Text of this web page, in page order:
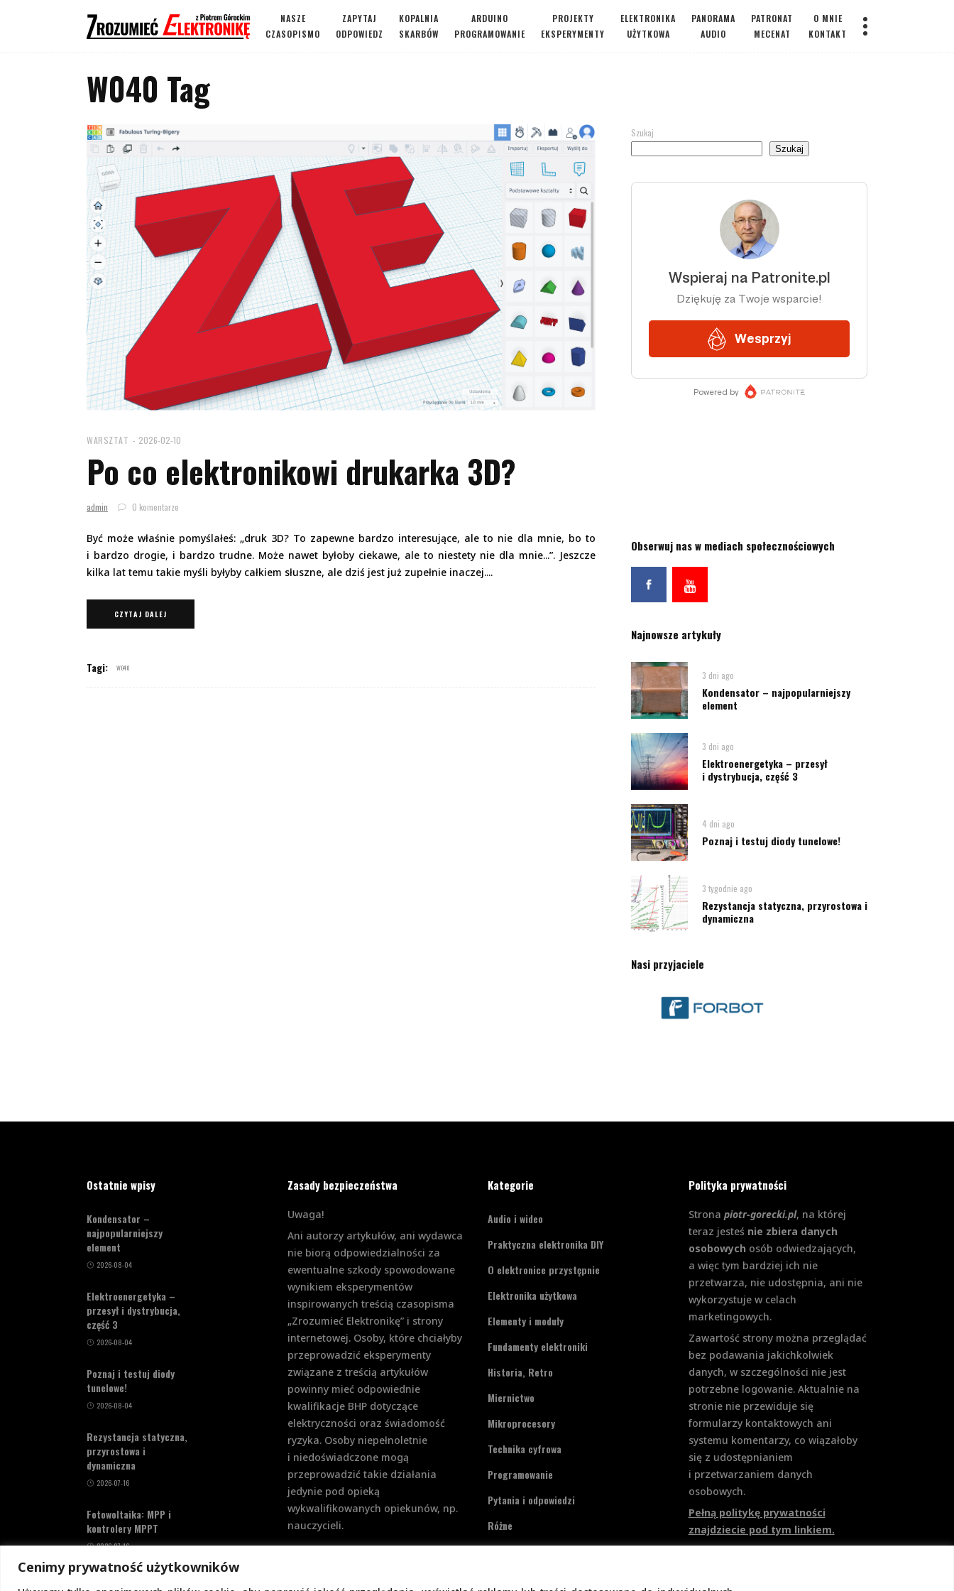
Cenimy prywatność użytkowników
NASZE
CZASOPISMO
ZAPYTAJ
ODPOWIEDZ
KOPALNIA
SKARBÓW
ARDUINO
PROGRAMOWANIE
PROJEKTY
EKSPERYMENTY
ELEKTRONIKA
UŻYTKOWA
PANORAMA
AUDIO
PATRONAT
MECENAT
O MNIE
KONTAKT
W040 Tag
WARSZTAT 2026-02-10
Po co elektronikowi drukarka 3D?
admin 0 komentarze
Być może właśnie pomyślałeś: „druk 3D? To zapewne bardzo interesujące, ale to nie dla mnie, bo to
i bardzo drogie, i bardzo trudne. Może nawet byłoby ciekawe, ale to niestety nie dla mnie...”. Jeszcze
kilka lat temu takie myśli byłyby całkiem słuszne, ale dziś jest już zupełnie inaczej.
CZYTAJ DALEJ
Tagi: W040
Szukaj
Szukaj
Obserwuj nas w mediach społecznościowych
Najnowsze artykuły
3 dni ago
Kondensator – najpopularniejszy
element
3 dni ago
Elektroenergetyka – przesył
i dystrybucja, część 3
4 dni ago
Poznaj i testuj diody tunelowe!
3 tygodnie ago
Rezystancja statyczna, przyrostowa i
dynamiczna
Nasi przyjaciele
Ostatnie wpisy
Kondensator –
najpopularniejszy
element
2026-08-04
Elektroenergetyka –
przesył i dystrybucja,
część 3
2026-08-04
Poznaj i testuj diody
tunelowe!
2026-08-04
Rezystancja statyczna,
przyrostowa i
dynamiczna
2026-07-16
Fotowoltaika: MPP i
kontrolery MPPT
2026-07-16
Zasady bezpieczeństwa
Uwaga!
Ani autorzy artykułów, ani wydawca
nie biorą odpowiedzialności za
ewentualne szkody spowodowane
wynikiem eksperymentów
inspirowanych treścią czasopisma
„Zrozumieć Elektronikę” i strony
internetowej. Osoby, które chciałyby
przeprowadzić eksperymenty
związane z treścią artykułów
powinny mieć odpowiednie
kwalifikacje BHP dotyczące
elektryczności oraz świadomość
ryzyka. Osoby niepełnoletnie
i niedoświadczone mogą
przeprowadzić takie działania
jedynie pod opieką
wykwalifikowanych opiekunów, np.
nauczycieli.
Kategorie
Audio i wideo
Praktyczna elektronika DIY
O elektronice przystępnie
Elektronika użytkowa
Elementy i moduły
Fundamenty elektroniki
Historia, Retro
Miernictwo
Mikroprocesory
Technika cyfrowa
Programowanie
Pytania i odpowiedzi
Różne
Polityka prywatności
Strona piotr-gorecki.pl, na której
teraz jesteś nie zbiera danych
osobowych osób odwiedzających,
a więc tym bardziej ich nie
przetwarza, nie udostępnia, ani nie
wykorzystuje w celach
marketingowych.
Zawartość strony można przeglądać
bez podawania jakichkolwiek
danych, w szczególności nie jest
potrzebne logowanie. Aktualnie na
stronie nie przewiduje się
formularzy kontaktowych ani
systemu komentarzy, co wiązałoby
się z udostępnianiem
i przetwarzaniem danych
osobowych.
Pełną politykę prywatności
znajdziecie pod tym linkiem.